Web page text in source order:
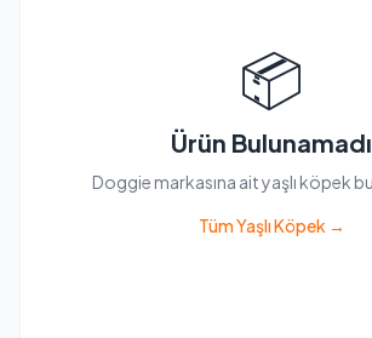
📦
Ürün Bulunamadı
Doggie markasına ait yaşlı köpek
Tüm Yaşlı Köpek →